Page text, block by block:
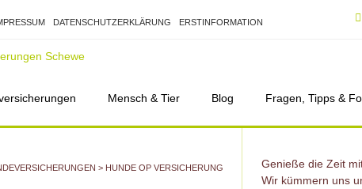
DATENSCHUTZERKLÄRUNG ERSTINFORMATION
Mensch & Tier Blog Fragen, Tipps &
> HUNDE OP VERSICHERUNG
Genieße die Zeit
Wir kümmern uns